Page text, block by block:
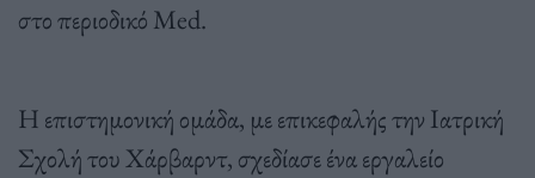
στο περιοδικό Med.
Η επιστημονική ομάδα, με επικεφαλής την Ιατρική
Σχολή του Χάρβαρντ, σχεδίασε ένα εργαλείο